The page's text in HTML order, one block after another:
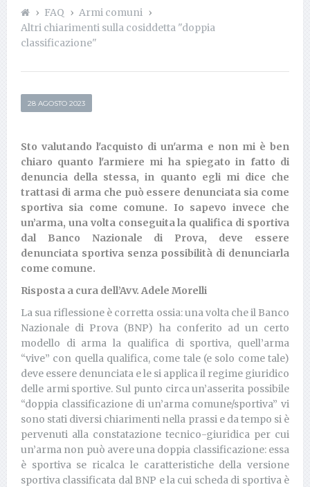
FAQ
Armi comuni
Altri chiarimenti sulla cosiddetta "doppia
classificazione"
28 AGOSTO 2023
Sto valutando l'acquisto di un'arma e non mi è ben
chiaro quanto l'armiere mi ha spiegato in fatto di
denuncia della stessa, in quanto egli mi dice che
trattasi di arma che può essere denunciata sia come
sportiva sia come comune. Io sapevo invece che
un’arma, una volta conseguita la qualifica di sportiva
dal Banco Nazionale di Prova, deve essere
denunciata sportiva senza possibilità di denunciarla
come comune.
Risposta a cura dell’Avv. Adele Morelli
La sua riflessione è corretta ossia: una volta che il Banco
Nazionale di Prova (BNP) ha conferito ad un certo
modello di arma la qualifica di sportiva, quell’arma
“vive” con quella qualifica, come tale (e solo come tale)
deve essere denunciata e le si applica il regime giuridico
delle armi sportive. Sul punto circa un’asserita possibile
“doppia classificazione di un’arma comune/sportiva” vi
sono stati diversi chiarimenti nella prassi e da tempo si è
pervenuti alla constatazione tecnico-giuridica per cui
un’arma non può avere una doppia classificazione: essa
è sportiva se ricalca le caratteristiche della versione
sportiva classificata dal BNP e la cui scheda di sportiva è